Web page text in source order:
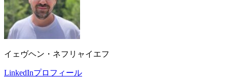
イェヴヘン・ネフリャイエフ
LinkedInプロフィール